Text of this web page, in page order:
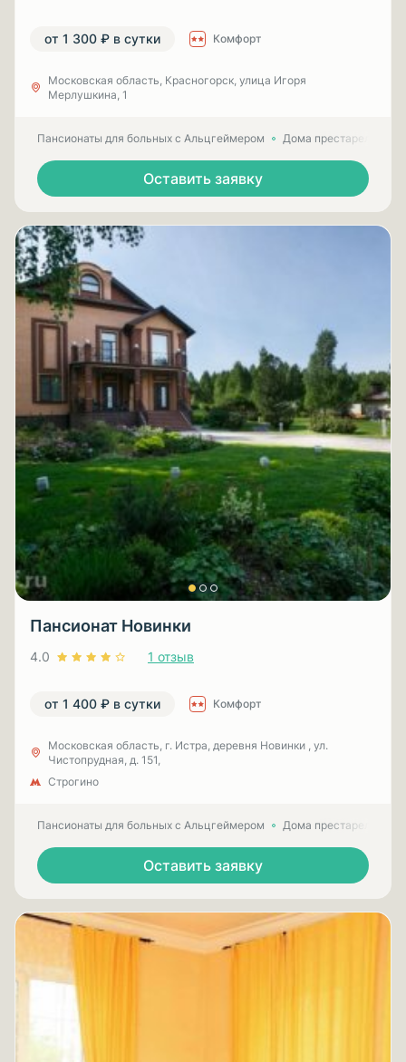
от 1 300 ₽ в сутки Комфорт
Московская область, Красногорск, улица Игоря
Мерлушкина, 1
Пансионаты для больных с Альцгеймером Дома престарелых
Оставить заявку
Пансионат Новинки
4.0 1 отзыв
от 1 400 ₽ в сутки Комфорт
Московская область, г. Истра, деревня Новинки , ул.
Чистопрудная, д. 151,
Строгино
Пансионаты для больных с Альцгеймером Дома престарелых
Оставить заявку